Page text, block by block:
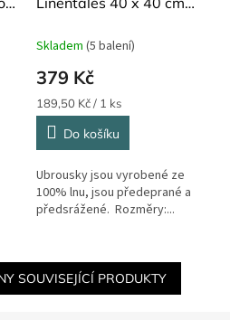
Skladem (5 balení)
379 Kč
Měrná
cena:
189,50 Kč / 1 ks
Do košíku
Ubrousky jsou vyrobené ze
100% lnu, jsou předeprané a
předsrážené. Rozměry:...
SOUVISEJÍCÍ PRODUKTY